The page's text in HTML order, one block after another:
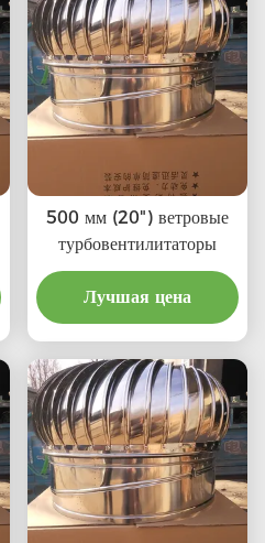
500 мм (20") ветровые
турбовентилитаторы
Лучшая цена